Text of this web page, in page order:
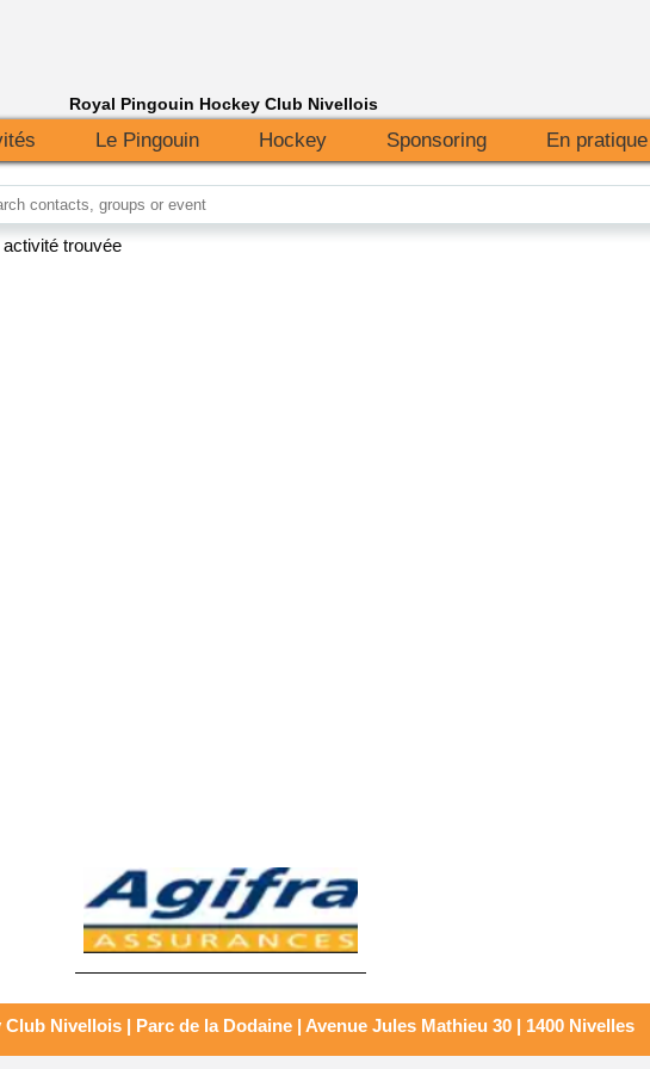
Royal Pingouin Hockey Club Nivellois
Le Pingouin Hockey Sponsoring En pratique
trouvée
Nivellois | Parc de la Dodaine | Avenue Jules Mathieu 30 | 1400 Nivelles